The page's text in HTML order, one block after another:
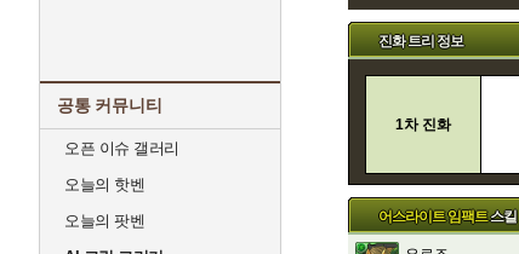
공통 커뮤니티
오픈 이슈 갤러리
오늘의 핫벤
오늘의 팟벤
진화 트리 정보
1차 진화
어스라이트 임팩트스킬